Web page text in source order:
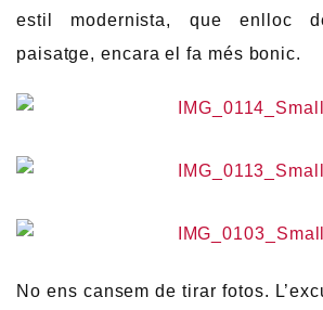
estil modernista, que enlloc
paisatge, encara el fa més bonic.
No ens cansem de tirar fotos.